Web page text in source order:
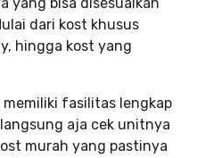
yang bisa disesuaikan
dari kost khusus
hingga kost yang
memiliki fasilitas lengkap
aja cek unitnya
murah yang pastinya